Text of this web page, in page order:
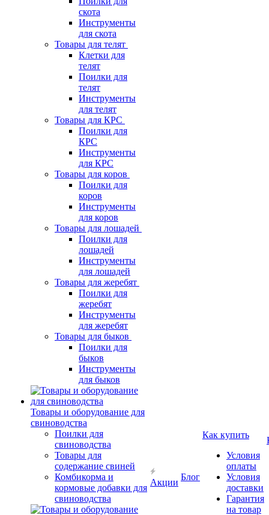
скота
Инструменты
для скота
Товары для телят
Клетки для
телят
Поилки для
телят
Инструменты
для телят
Товары для КРС
Поилки для
КРС
Инструменты
для КРС
Товары для коров
Поилки для
коров
Инструменты
для коров
Товары для лошадей
Поилки для
лошадей
Инструменты
для лошадей
Товары для жеребят
Поилки для
жеребят
Инструменты
для жеребят
Товары для быков
Поилки для
быков
Инструменты
для быков
Товары и оборудование для
свиноводства
Поилки для
свиноводства
Товары для
содержание свиней
Комбикорма и
кормовые добавки для
свиноводства
Акции
Блог
Как купить
Условия
оплаты
Условия
доставки
Гарантия
на товар